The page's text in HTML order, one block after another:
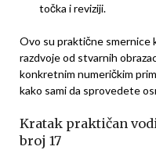
točka i reviziji.
Ovo su praktične smernice
razdvoje od stvarnih
konkretnim numeričkim
kako sami da sprovedete
Kratak praktičan
broj 17